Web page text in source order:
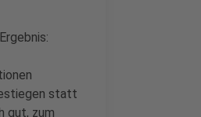
statt
gut, zum